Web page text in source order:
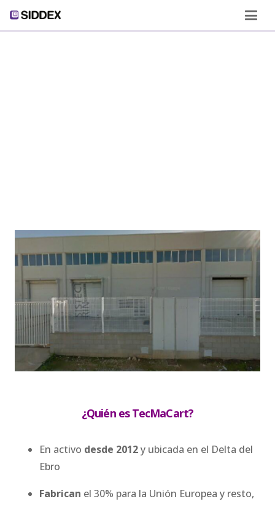
¿Quién es TecMaCart?
En activo desde 2012y ubicada en el Delta del
Ebro
Fabrican el 30% para la Unión Europea y resto,